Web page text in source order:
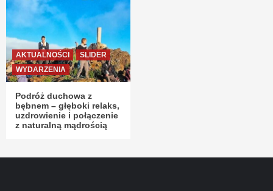
AKTUALNOŚCI
SLIDER
WYDARZENIA
Podróż duchowa z
bębnem – głęboki relaks,
uzdrowienie i połączenie
z naturalną mądrością